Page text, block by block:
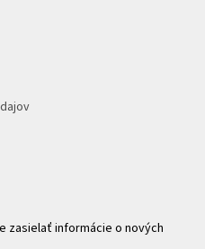
zasielať informácie o nových